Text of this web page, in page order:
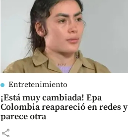
Entretenimiento
¡Está muy cambiada! Epa
Colombia reapareció en redes y
parece otra
share